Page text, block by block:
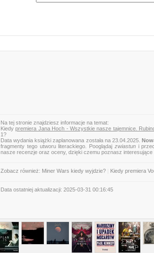
Na tej stronie znajdziesz informacje na temat:
Kiedypremiera Jana Hoch - Wszystkie nasze tajemnice.
1?
Data wydania książki zaplanowana została na 23.04.2025.
fragmenty tego utworu literackiego. Pooglądaj zwiastuni
nasze recenzje oraz oceny, dzięki czemu poznasz
Zobacz również: Miner Wars kiedy wyjdzie? Kiedy premiera
Data ostatniej aktualizacji: 2025-03-31 00:16:45